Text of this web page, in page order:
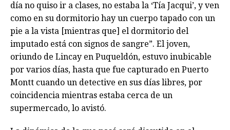
día no quiso ir a clases, no estaba la ‘Tía Jacqui’, y ven
como en su dormitorio hay un cuerpo tapado con un
pie a la vista [mientras que] el dormitorio del
imputado está con signos de sangre”. El joven,
oriundo de Lincay en Puqueldón, estuvo inubicable
por varios días, hasta que fue capturado en Puerto
Montt cuando un detective en sus días libres, por
coincidencia mientras estaba cerca de un
supermercado, lo avistó.